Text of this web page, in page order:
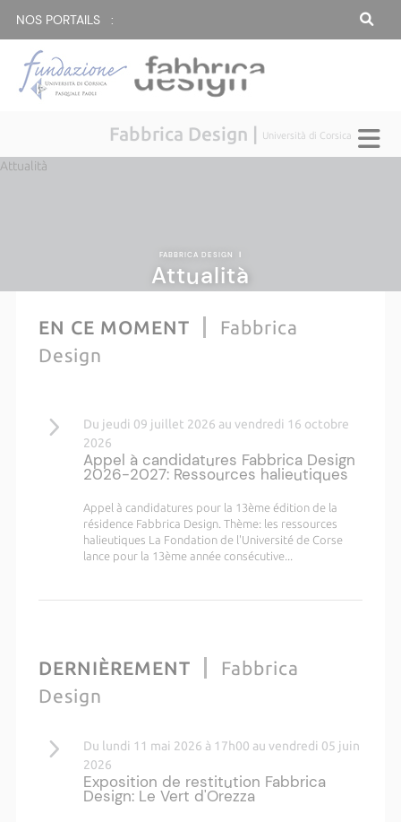
NOS PORTAILS :
Fabbrica Design | Università di Corsica
Attualità
FABBRICA DESIGN |
Attualità
EN CE MOMENT
Fabbrica
Design
Du jeudi 09 juillet 2026 au vendredi 16 octobre
2026
Appel à candidatures Fabbrica Design
2026-2027: Ressources halieutiques
Appel à candidatures pour la 13ème édition de la
résidence Fabbrica Design. Thème: les ressources
halieutiques La Fondation de l'Université de Corse
lance pour la 13ème année consécutive...
DERNIÈREMENT
Fabbrica
Design
Du lundi 11 mai 2026 à 17h00 au vendredi 05 juin
2026
Exposition de restitution Fabbrica
Design: Le Vert d'Orezza